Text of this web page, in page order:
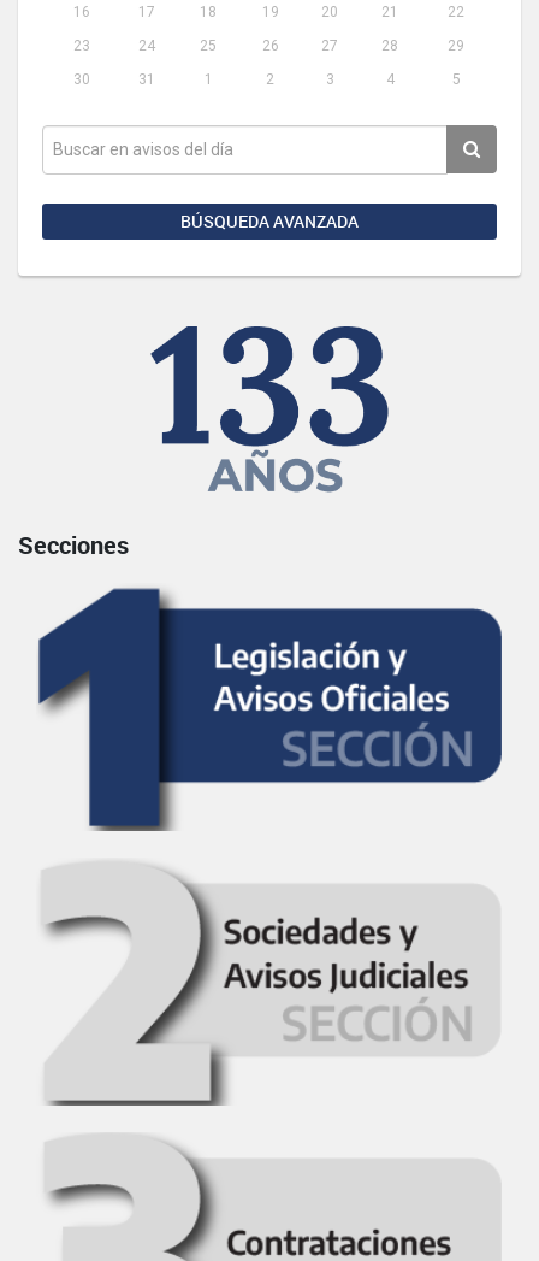
16
17 18 19 20 21
22
23
24 25 26 27 28
29
30
31 1 2 3 4 5
BÚSQUEDA AVANZADA
Secciones